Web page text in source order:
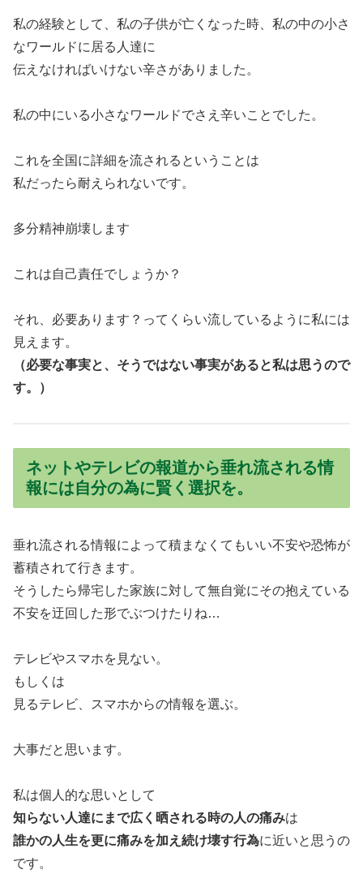
私の経験として、私の子供が亡くなった時、私の中の小さ
なワールドに居る人達に
伝えなければいけない辛さがありました。
私の中にいる小さなワールドでさえ辛いことでした。
これを全国に詳細を流されるということは
私だったら耐えられないです。
多分精神崩壊します
これは自己責任でしょうか？
それ、必要あります？ってくらい流しているように私には
見えます。
（必要な事実と、そうではない事実があると私は思うので
す。）
ネットやテレビの報道から垂れ流される情
報には自分の為に賢く選択を。
垂れ流される情報によって積まなくてもいい不安や恐怖が
蓄積されて行きます。
そうしたら帰宅した家族に対して無自覚にその抱えている
不安を迂回した形でぶつけたりね…
テレビやスマホを見ない。
もしくは
見るテレビ、スマホからの情報を選ぶ。
大事だと思います。
私は個人的な思いとして
知らない人達にまで広く晒される時の人の痛みは
誰かの人生を更に痛みを加え続け壊す行為に近いと思うの
です。